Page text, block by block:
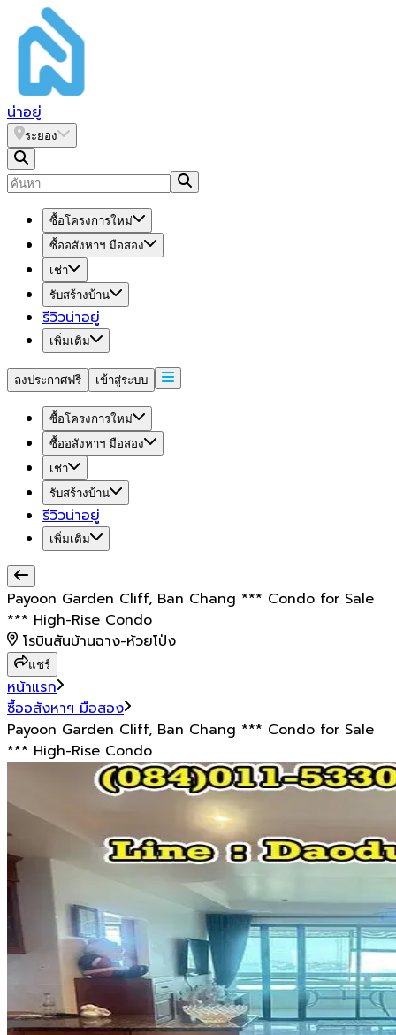
น่าอยู่
ระยอง
ซื้อโครงการใหม่
ซื้ออสังหาฯ มือสอง
เช่า
รับสร้างบ้าน
รีวิวน่าอยู่
เพิ่มเติม
ลงประกาศฟรี เข้าสู่ระบบ
ซื้อโครงการใหม่
ซื้ออสังหาฯ มือสอง
เช่า
รับสร้างบ้าน
รีวิวน่าอยู่
เพิ่มเติม
Payoon Garden Cliff, Ban Chang *** Condo for Sale
*** High-Rise Condo
โรบินสันบ้านฉาง-ห้วยโป่ง
แชร์
หน้าแรก
ซื้ออสังหาฯ มือสอง
Payoon Garden Cliff, Ban Chang *** Condo for Sale
*** High-Rise Condo